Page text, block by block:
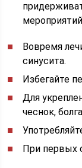
Вовремя
синусита.
Избегайте
Для
чеснок,
При первых